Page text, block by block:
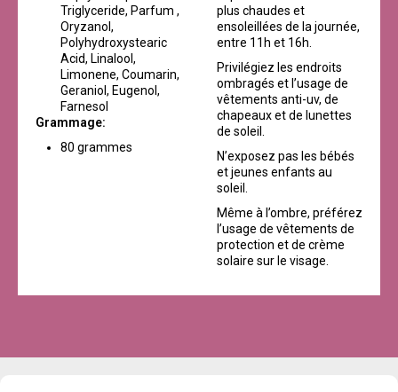
Triglyceride, Parfum ,
Oryzanol,
Polyhydroxystearic
Acid, Linalool,
Limonene, Coumarin,
Geraniol, Eugenol,
Farnesol
Grammage:
80 grammes
plus chaudes et
ensoleillées de la journée,
entre 11h et 16h.
Privilégiez les endroits
ombragés et l’usage de
vêtements anti-uv, de
chapeaux et de lunettes
de soleil.
N’exposez pas les bébés
et jeunes enfants au
soleil.
Même à l’ombre, préférez
l’usage de vêtements de
protection et de crème
solaire sur le visage.